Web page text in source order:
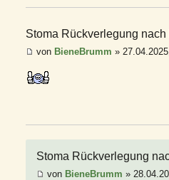
Stoma Rückverlegung
von BieneBrumm »
Stoma Rückverlegung
von BieneBrumm »